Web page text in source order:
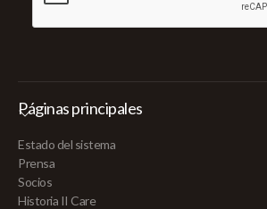
Páginas principales
Estado del sistema
Prensa
Socios
Historia II Care